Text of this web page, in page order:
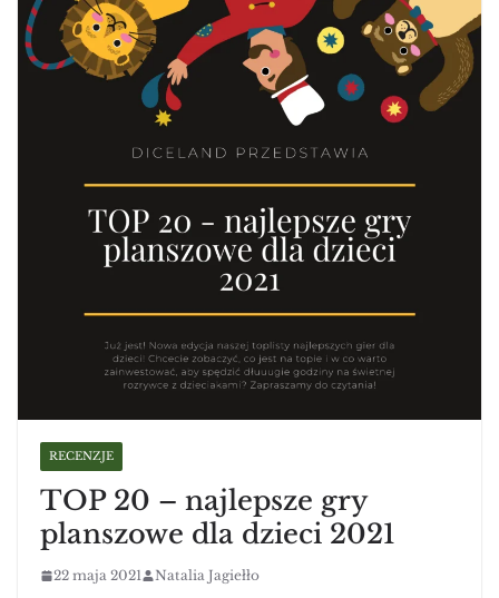
RECENZJE
TOP 20 – najlepsze gry
planszowe dla dzieci 2021
22 maja 2021 Natalia Jagiełło